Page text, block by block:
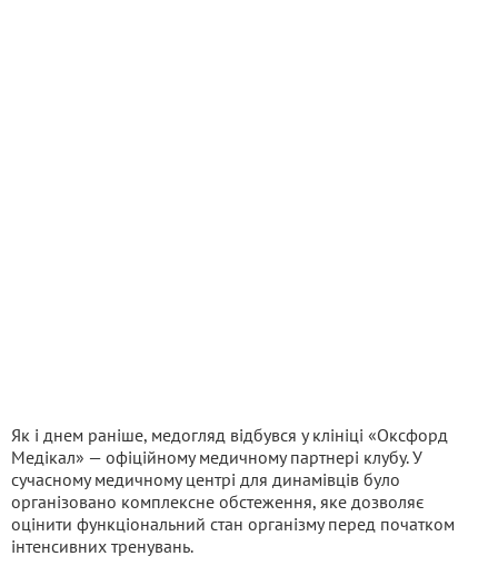
Як і днем раніше, медогляд відбувся у клініці «Оксфорд
Медікал» — офіційному медичному партнері клубу. У
сучасному медичному центрі для динамівців було
організовано комплексне обстеження, яке дозволяє
оцінити функціональний стан організму перед початком
інтенсивних тренувань.